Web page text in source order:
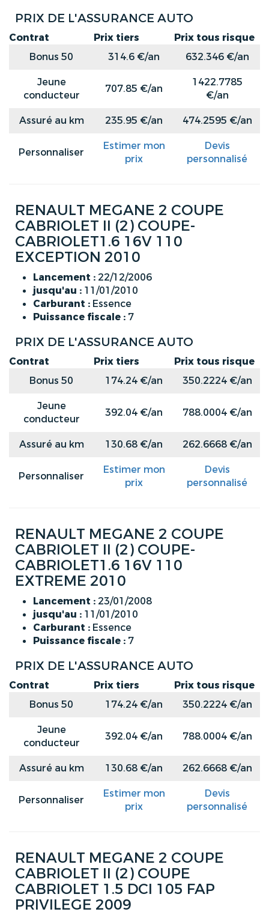
PRIX DE L'ASSURANCE AUTO
Contrat Prix tiers
Prix tous risque
Bonus 50
314.6 €/an
632.346 €/an
Jeune
conducteur
707.85 €/an
1422.7785
€/an
Assuré au km
235.95 €/an 474.2595 €/an
Personnaliser
Estimer mon
prix
Devis
personnalisé
RENAULT MEGANE 2 COUPE
CABRIOLET II (2) COUPE-
CABRIOLET1.6 16V 110
EXCEPTION 2010
Lancement : 22/12/2006
jusqu'au : 11/01/2010
Carburant : Essence
Puissance fiscale : 7
PRIX DE L'ASSURANCE AUTO
Contrat Prix tiers
Prix tous risque
Bonus 50
174.24 €/an
350.2224 €/an
Jeune
conducteur
392.04 €/an 788.0004 €/an
Assuré au km 130.68 €/an 262.6668 €/an
Personnaliser
Estimer mon
prix
Devis
personnalisé
RENAULT MEGANE 2 COUPE
CABRIOLET II (2) COUPE-
CABRIOLET1.6 16V 110
EXTREME 2010
Lancement : 23/01/2008
jusqu'au : 11/01/2010
Carburant : Essence
Puissance fiscale : 7
PRIX DE L'ASSURANCE AUTO
Contrat Prix tiers
Prix tous risque
Bonus 50
174.24 €/an
350.2224 €/an
Jeune
conducteur
392.04 €/an 788.0004 €/an
Assuré au km 130.68 €/an 262.6668 €/an
Personnaliser
Estimer mon
prix
Devis
personnalisé
RENAULT MEGANE 2 COUPE
CABRIOLET II (2) COUPE
CABRIOLET 1.5 DCI 105 FAP
PRIVILEGE 2009